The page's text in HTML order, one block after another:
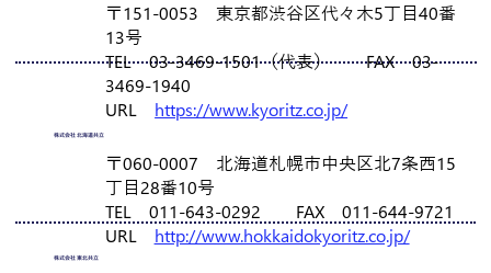
〒151-0053 東京都渋谷区代々木5丁目40番
13号
TEL 03-3469-1501（代表） FAX 03-
3469-1940
URL https://www.kyoritz.co.jp/
〒060-0007 北海道札幌市中央区北7条西15
丁目28番10号
TEL 011-643-0292 FAX 011-644-9721
URL http://www.hokkaidokyoritz.co.jp/
株式会社 北海道共立
株式会社 東北共立